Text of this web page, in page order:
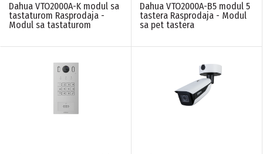
Dahua VTO2000A-K modul sa
tastaturom Rasprodaja -
Modul sa tastaturom
Dahua VTO2000A-B5 modul 5
tastera Rasprodaja - Modul
sa pet tastera